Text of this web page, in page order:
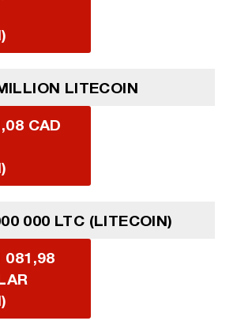
LITECOIN
CAD
000 LTC (LITECOIN)
081,98